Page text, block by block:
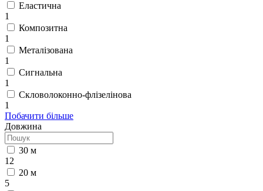
Еластична
1
Композитна
1
Металізована
1
Сигнальна
1
Скловолоконно-флізелінова
1
Побачити більше
Довжина
30 м
12
20 м
5